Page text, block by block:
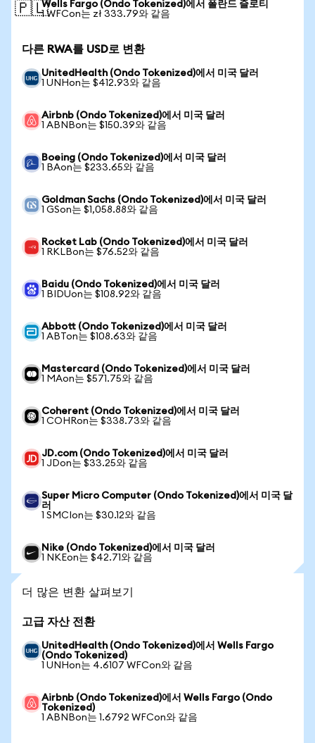
🇵🇱Wells Fargo (Ondo Tokenized)에서 폴란드 즐로티
1 WFCon는 zł 333.79와 같음
다른 RWA를 USD로 변환
UnitedHealth (Ondo Tokenized)에서 미국 달러
1 UNHon는 $412.93와 같음
Airbnb (Ondo Tokenized)에서 미국 달러
1 ABNBon는 $150.39와 같음
Boeing (Ondo Tokenized)에서 미국 달러
1 BAon는 $233.65와 같음
Goldman Sachs (Ondo Tokenized)에서 미국 달러
1 GSon는 $1,058.88와 같음
Rocket Lab (Ondo Tokenized)에서 미국 달러
1 RKLBon는 $76.52와 같음
Baidu (Ondo Tokenized)에서 미국 달러
1 BIDUon는 $108.92와 같음
Abbott (Ondo Tokenized)에서 미국 달러
1 ABTon는 $108.63와 같음
Mastercard (Ondo Tokenized)에서 미국 달러
1 MAon는 $571.75와 같음
Coherent (Ondo Tokenized)에서 미국 달러
1 COHRon는 $338.73와 같음
JD.com (Ondo Tokenized)에서 미국 달러
1 JDon는 $33.25와 같음
Super Micro Computer (Ondo Tokenized)에서 미국 달
러
1 SMCIon는 $30.12와 같음
Nike (Ondo Tokenized)에서 미국 달러
1 NKEon는 $42.71와 같음
더 많은 변환 살펴보기
고급 자산 전환
UnitedHealth (Ondo Tokenized)에서 Wells Fargo
(Ondo Tokenized)
1 UNHon는 4.6107 WFCon와 같음
Airbnb (Ondo Tokenized)에서 Wells Fargo (Ondo
Tokenized)
1 ABNBon는 1.6792 WFCon와 같음